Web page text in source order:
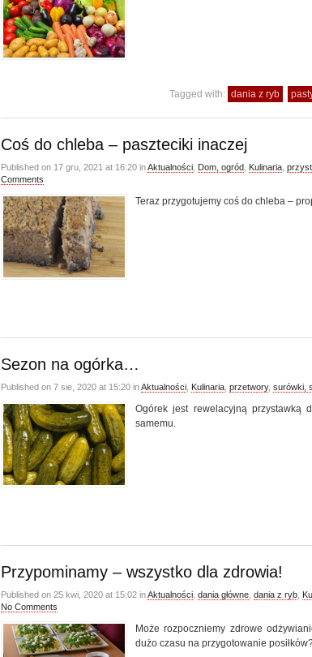
Tagged with: dania z ryb
Coś do chleba – paszteciki inaczej
Published on 17 gru, 2021 at 16:20 inAktualności Dom, ogród Kulinaria
Comments
Teraz przygotujemy coś do chleba –
Sezon na ogórka…
Published on 7 sie, 2020 at 15:20 inAktualności Kulinaria przetwory, surówki,
Ogórek jest rewelacyjną
samemu.
Przypominamy – wszystko dla zdrowia!
Published on 25 kwi, 2020 at 15:02 inAktualności dania główne dania z ryb
No Comments
Może rozpoczniemy zdrowe
dużo czasu na przygotowanie